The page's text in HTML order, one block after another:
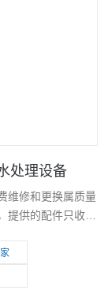
处理设备
维修和更换属质量
供的配件只收成